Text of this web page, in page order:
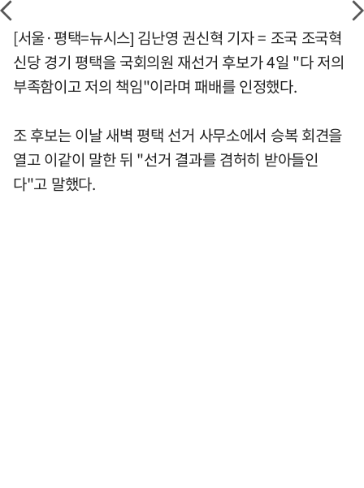
[서울·평택=뉴시스] 김난영 권신혁 기자 = 조국 조국혁
신당 경기 평택을 국회의원 재선거 후보가 4일 "다 저의
부족함이고 저의 책임"이라며 패배를 인정했다.
조 후보는 이날 새벽 평택 선거 사무소에서 승복 회견을
열고 이같이 말한 뒤 "선거 결과를 겸허히 받아들인
다"고 말했다.